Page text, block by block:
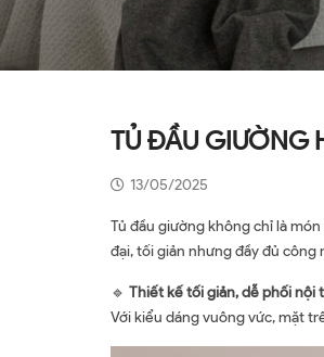
TỦ ĐẦU GIƯỜNG
13/05/2025
Tủ đầu giường không chỉ là
đại, tối giản nhưng đầy đủ công
🔹 Thiết kế tối giản, dễ phối nội
Với kiểu dáng vuông vức, mặt